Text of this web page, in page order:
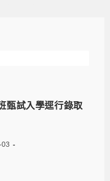
甄試入學逕行錄取